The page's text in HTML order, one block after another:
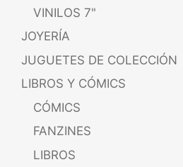
VINILOS 7"
JOYERÍA
JUGUETES DE COLECCIÓN
LIBROS Y CÓMICS
CÓMICS
FANZINES
LIBROS